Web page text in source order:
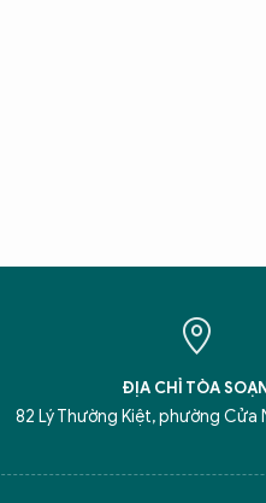
ĐỊA CHỈ TÒA
82 Lý Thường Kiệt, phường Cửa